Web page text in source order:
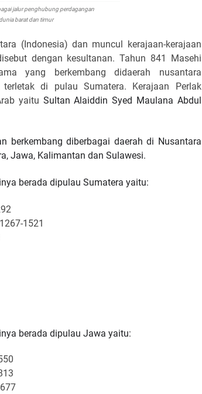
jalur penghubung perdagangan
dunia barat dan timur
(Indonesia) dan muncul kerajaan-kerajaan
dengan kesultanan. Tahun 841 Masehi
yang berkembang didaerah nusantara
di pulau Sumatera. Kerajaan Perlak
yaitu Sultan Alaiddin Syed Maulana Abdul
berkembang diberbagai daerah di Nusantara
Jawa, Kalimantan dan Sulawesi.
berada dipulau Sumatera yaitu:
1521
berada dipulau Jawa yaitu: